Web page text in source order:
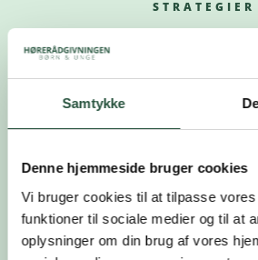
Samtykke
Denne hjemmeside bruger cookies
Vi bruger cookies til at tilpasse
funktioner til sociale medier og til at
oplysninger om din brug af vores
STRATEGIER